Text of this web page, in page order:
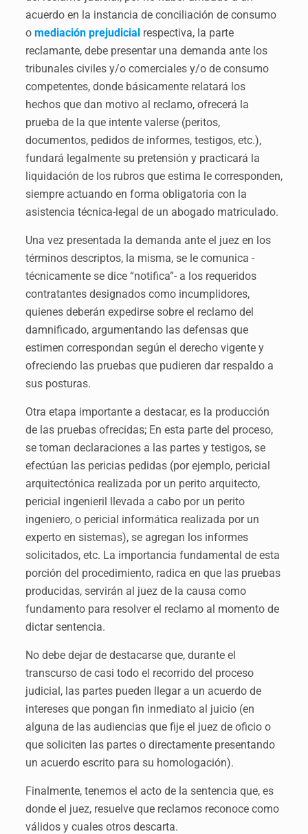
acuerdo en la instancia de conciliación de consumo
o mediación prejudicialrespectiva, la parte
reclamante, debe presentar una demanda ante los
tribunales civiles y/o comerciales y/o de consumo
competentes, donde básicamente relatará los
hechos que dan motivo al reclamo, ofrecerá la
prueba de la que intente valerse (peritos,
documentos, pedidos de informes, testigos, etc.),
fundará legalmente su pretensión y practicará la
liquidación de los rubros que estima le corresponden,
siempre actuando en forma obligatoria con la
asistencia técnica-legal de un abogado matriculado.
Una vez presentada la demanda ante el juez en los
términos descriptos, la misma, se le comunica -
técnicamente se dice “notifica”- a los requeridos
contratantes designados como incumplidores,
quienes deberán expedirse sobre el reclamo del
damnificado, argumentando las defensas que
estimen correspondan según el derecho vigente y
ofreciendo las pruebas que pudieren dar respaldo a
sus posturas.
Otra etapa importante a destacar, es la producción
de las pruebas ofrecidas; En esta parte del proceso,
se toman declaraciones a las partes y testigos, se
efectúan las pericias pedidas (por ejemplo, pericial
arquitectónica realizada por un perito arquitecto,
pericial ingenieril llevada a cabo por un perito
ingeniero, o pericial informática realizada por un
experto en sistemas), se agregan los informes
solicitados, etc. La importancia fundamental de esta
porción del procedimiento, radica en que las pruebas
producidas, servirán al juez de la causa como
fundamento para resolver el reclamo al momento de
dictar sentencia.
No debe dejar de destacarse que, durante el
transcurso de casi todo el recorrido del proceso
judicial, las partes pueden llegar a un acuerdo de
intereses que pongan fin inmediato al juicio (en
alguna de las audiencias que fije el juez de oficio o
que soliciten las partes o directamente presentando
un acuerdo escrito para su homologación).
Finalmente, tenemos el acto de la sentencia que, es
donde el juez, resuelve que reclamos reconoce como
válidos y cuales otros descarta.